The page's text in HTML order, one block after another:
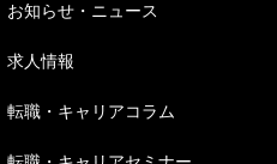
お知らせ・ニュース
求人情報
転職・キャリアコラム